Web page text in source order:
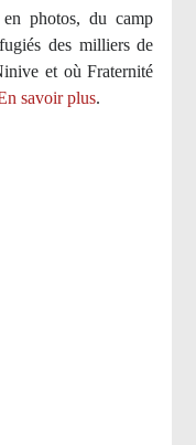
photos, du camp
des milliers de
et où Fraternité
savoir plus.